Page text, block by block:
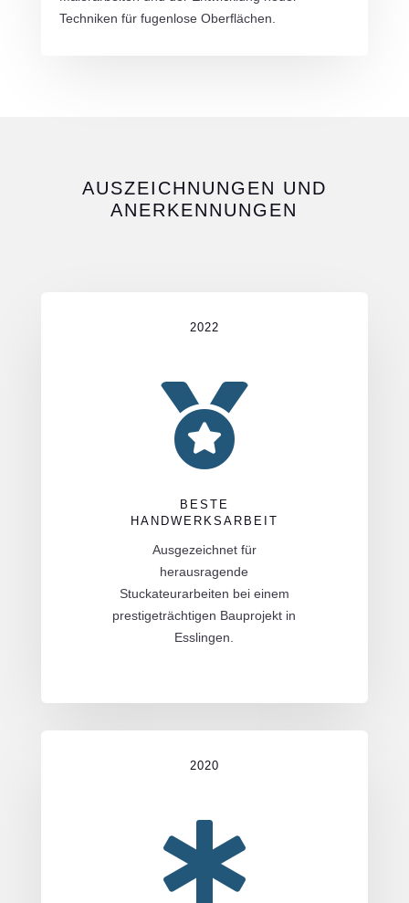
Techniken für fugenlose Oberflächen.
AUSZEICHNUNGEN UND
ANERKENNUNGEN
2022

BESTE
HANDWERKSARBEIT
Ausgezeichnet für
herausragende
Stuckateurarbeiten bei einem
prestigeträchtigen Bauprojekt in
Esslingen.
2020
